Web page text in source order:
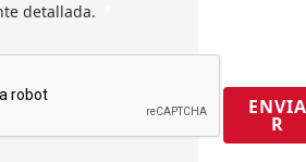
detallada.
ENVIA
R